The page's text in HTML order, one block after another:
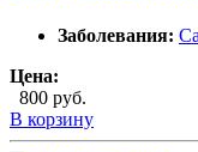
Заболевания:
Цена:
800 руб.
В корзину